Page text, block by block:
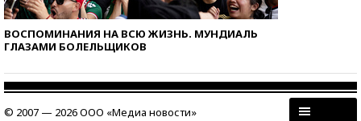
ВОСПОМИНАНИЯ НА ВСЮ ЖИЗНЬ. МУНДИАЛЬ
ГЛАЗАМИ БОЛЕЛЬЩИКОВ
© 2007 — 2026 ООО «Медиа новости»